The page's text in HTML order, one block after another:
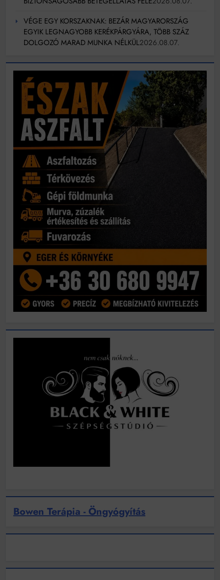
VÉGE EGY KORSZAKNAK: BEZÁR MAGYARORSZÁG
EGYIK LEGNAGYOBB KERÉKPÁRGYÁRA, TÖBB SZÁZ
DOLGOZÓ MARAD MUNKA NÉLKÜL2026.08.07.
Bowen Terápia - Öngyógyítás